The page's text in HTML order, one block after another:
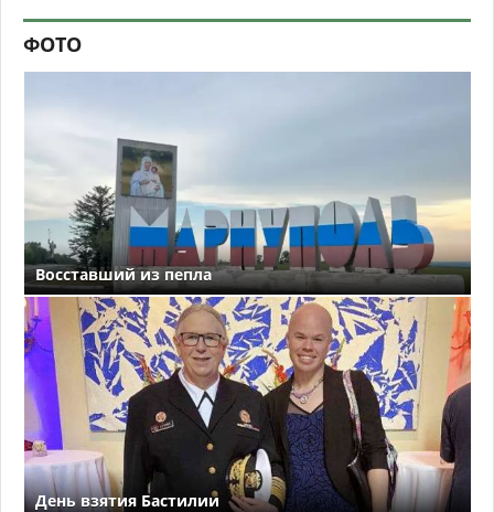
ФОТО
Восставший из пепла
День взятия Бастилии